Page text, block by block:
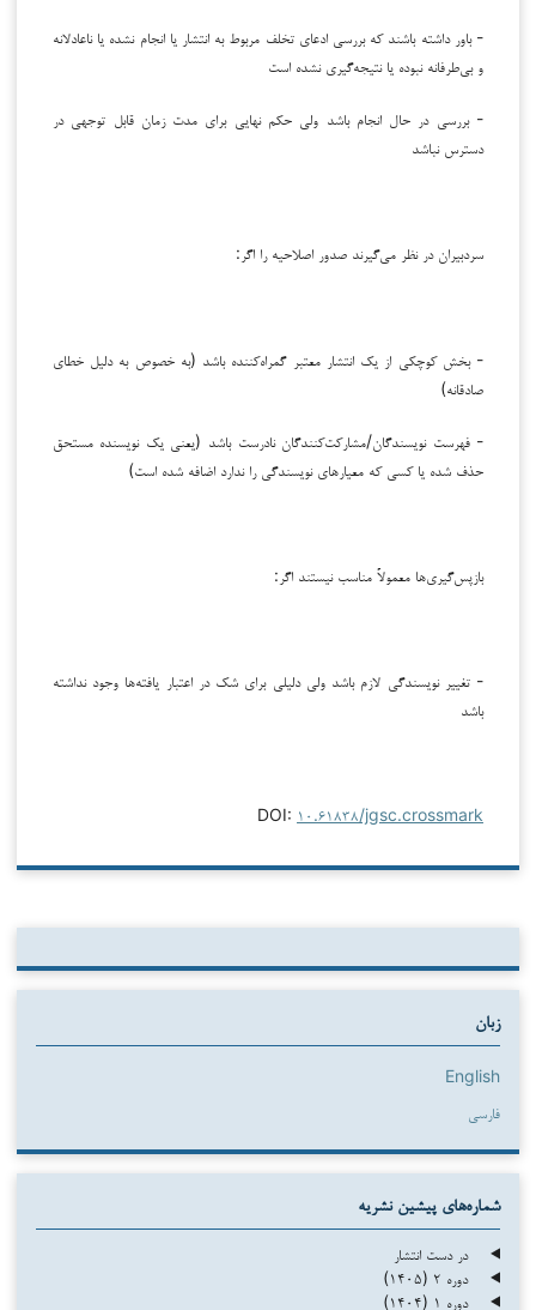
- باور داشته باشند که بررسی ادعای تخلف مربوط به انتشار یا انجام نشده یا ناعادلانه
و بی‌طرفانه نبوده یا نتیجه‌گیری نشده است
- بررسی در حال انجام باشد ولی حکم نهایی برای مدت زمان قابل توجهی در
دسترس نباشد
سردبیران در نظر می‌گیرند صدور اصلاحیه را اگر:
- بخش کوچکی از یک انتشار معتبر گمراه‌کننده باشد (به خصوص به دلیل خطای
صادقانه)
- فهرست نویسندگان/مشارکت‌کنندگان نادرست باشد (یعنی یک نویسنده مستحق
حذف شده یا کسی که معیارهای نویسندگی را ندارد اضافه شده است)
بازپس‌گیری‌ها معمولاً مناسب نیستند اگر:
- تغییر نویسندگی لازم باشد ولی دلیلی برای شک در اعتبار یافته‌ها وجود نداشته
باشد
DOI: ۱۰.۶۱۸۳۸/jgsc.crossmark
زبان
English
فارسی
شماره‌های پیشین نشریه
در دست انتشار
دوره ۲ (۱۴۰۵)
دوره ۱ (۱۴۰۴)